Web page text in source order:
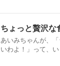
ちょっと贅沢な
あいみちゃんが、
いわよ！」って、